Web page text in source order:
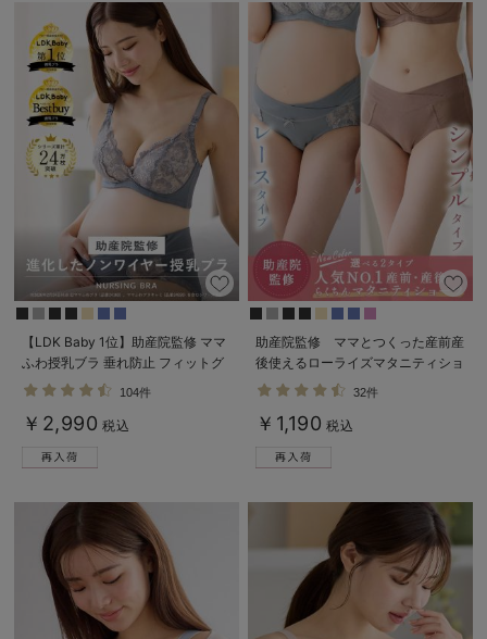
マタニティ 腹巻き
ブラトップ
親子セット
快適機能ウェア特集 トップス
快適機能ウェア特集 ボトムス
快適機能ウェア特集 パジャマ
erbaviva（エルバビーバ）
安心の日本製。先輩ママが買ってよかった！本当に必要な出産準備品
ハレの日に着るANGELIEBEのセレモニー
買って正解！高評価レビューアイテム
冬に可愛いニットがお得！
便利な育児家電
Gift Selection 出産祝い
ロンパースはいつからいつまで使う？選ぶポイントも解説！
ベビー
あったかアイテム｜
もらって嬉しいギフト
かわいくておもしろ
何枚あっても嬉しい
長く使えるアイテム
お部屋映えアイテム
裏起毛素材
【LDK Baby 1位】助産院監修 ママ
ふわ授乳ブラ 垂れ防止 フィットグ
ミ ノンワイヤー ｜ マタニティ・授
104件
￥2,990 税込
助産院監修 ママとつくった産前産
後使えるローライズマタニティショ
ーツ
32件
￥1,190 税込